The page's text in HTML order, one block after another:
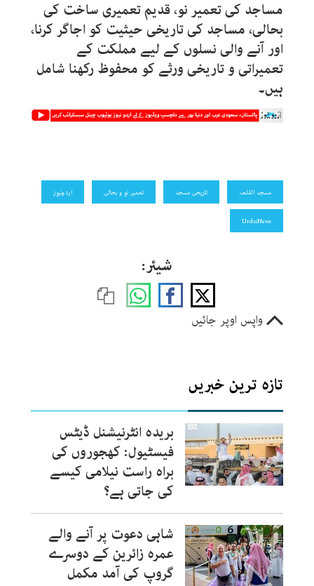
مساجد کی تعمیر نو، قدیم تعمیری ساخت کی
بحالی، مساجد کی تاریخی حیثیت کو اجاگر کرنا،
اور آنے والی نسلوں کے لیے مملکت کے
تعمیراتی و تاریخی ورثے کو محفوظ رکھنا شامل
ہیں۔
مسجد القلعہ تاریخی مسجد تعمیر نو و بحالی اردونیوز
UrduNews
شیئر:
واپس اوپر جائیں
تازہ ترین خبریں
بریدہ انٹرنیشنل ڈیٹس
فیسٹیول: کھجوروں کی
براہ راست نیلامی کیسے
کی جاتی ہے؟
شاہی دعوت پر آنے والے
عمرہ زائرین کے دوسرے
گروپ کی آمد مکمل